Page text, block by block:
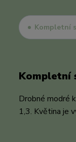
Kompletní
Kompletní
Drobné modré
1,3. Květina je